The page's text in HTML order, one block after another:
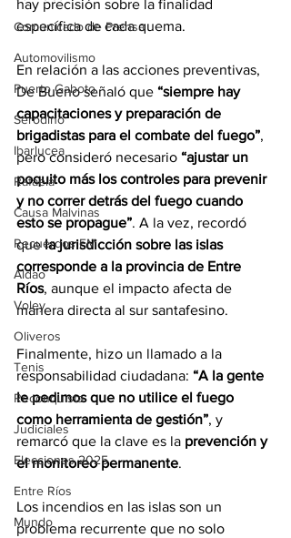
Comunicado de Prensa
Automovilismo
Puerto Gaboto
Serodino
Ibarlucea
Rafaela
Causa Malvinas
Recuerdos FM
Aldao
Voley
Oliveros
Tenis
Reconquista
Judiciales
Elecciones 2025
Entre Ríos
Mundo
hay precisión sobre la finalidad
específica de cada quema.
En relación a las acciones preventivas,
De Bueno señaló que “siempre hay
capacitaciones y preparación de
brigadistas para el combate del fuego”,
pero consideró necesario “ajustar un
poquito más los controles para prevenir
y no correr detrás del fuego cuando
esto se propague”. A la vez, recordó
que la jurisdicción sobre las islas
corresponde a la provincia de Entre
Ríos, aunque el impacto afecta de
manera directa al sur santafesino.
Finalmente, hizo un llamado a la
responsabilidad ciudadana: “A la gente
le pedimos que no utilice el fuego
como herramienta de gestión”, y
remarcó que la clave es la prevención y
el monitoreo permanente.
Los incendios en las islas son un
problema recurrente que no solo